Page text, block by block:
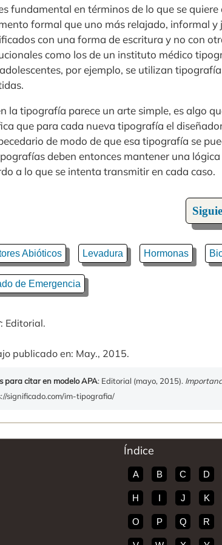
fundamental en términos de lo que se
formal que uno más relajado, informal y
con una forma de escritura y no con
como los de un instituto médico
por ejemplo, se utilizan
la tipografía parece un arte simple, es algo
que para cada nueva tipografía el
de modo de que esa tipografía se
deben entonces mantener una
a lo que se intenta transmitir en cada caso.
Abióticos Levadura Hormonas
de Emergencia
: Editorial.
publicado en: May., 2015.
para citar en modelo APA: Editorial (mayo, 2015).
significado.com/im-tipografia/
Índice
A B C D
H I J K
O P Q R